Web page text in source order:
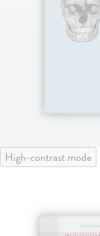
High-contrast mode